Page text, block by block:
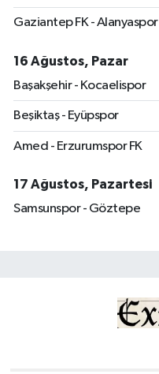
Gaziantep FK - Alanyaspor
16 Ağustos, Pazar
Başakşehir - Kocaelispor
Beşiktaş - Eyüpspor
Amed - Erzurumspor FK
17 Ağustos, Pazartesi
Samsunspor - Göztepe